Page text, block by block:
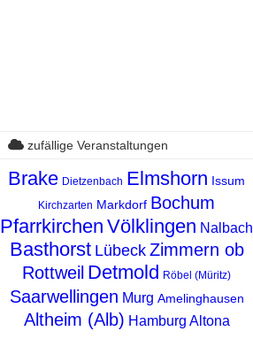
zufällige Veranstaltungen
Brake Dietzenbach Elmshorn Issum
Kirchzarten Markdorf Bochum
Pfarrkirchen Völklingen Nalbach
Basthorst Lübeck Zimmern ob
Rottweil Detmold Röbel (Müritz)
Saarwellingen Murg Amelinghausen
Altheim (Alb) Hamburg Altona